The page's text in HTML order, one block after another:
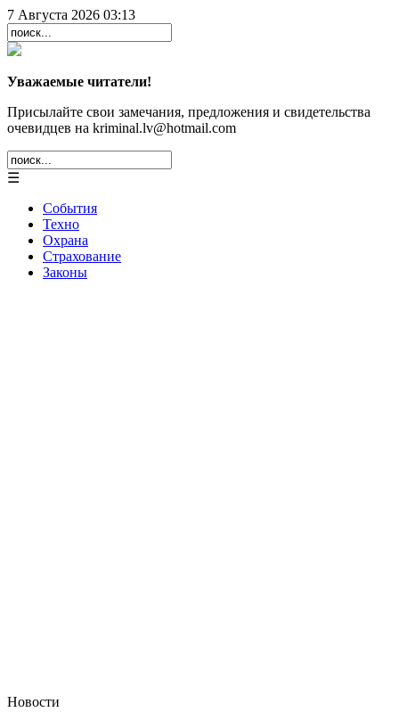
7 Августа 2026 03:13
Уважаемые читатели!
Присылайте свои замечания, предложения и свидетельства
очевидцев на kriminal.lv@hotmail.com
☰
События
Техно
Охрана
Страхование
Законы
Новости